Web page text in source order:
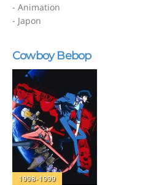
- Animation
- Japon
Cowboy Bebop
1998-1999